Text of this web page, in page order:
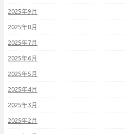
2025年9月
2025年8月
2025年7月
2025年6月
2025年5月
2025年4月
2025年3月
2025年2月